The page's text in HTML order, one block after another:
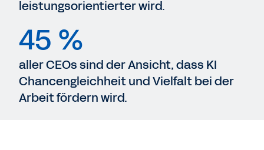
leistungsorientierter wird.
45 %
aller CEOs sind der Ansicht, dass KI
Chancengleichheit und Vielfalt bei der
Arbeit fördern wird.